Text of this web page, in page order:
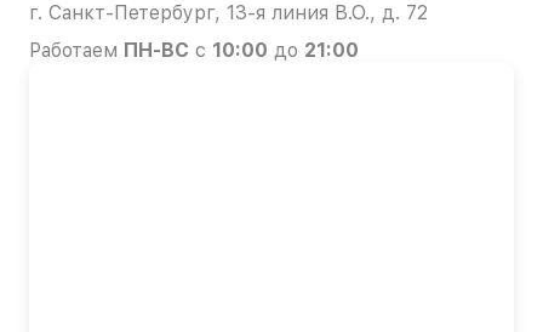
г. Санкт-Петербург, 13-я линия В.О., д. 72
Работаем ПН-ВС с 10:00 до 21:00